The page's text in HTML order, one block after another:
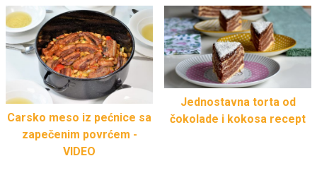
Carsko meso iz pećnice sa
zapečenim povrćem -
VIDEO
Jednostavna torta od
čokolade i kokosa recept